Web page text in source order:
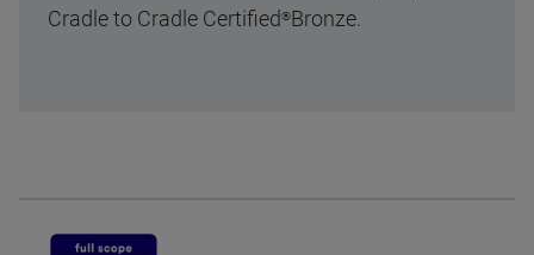
Cradle to Cradle Certified®Bronze